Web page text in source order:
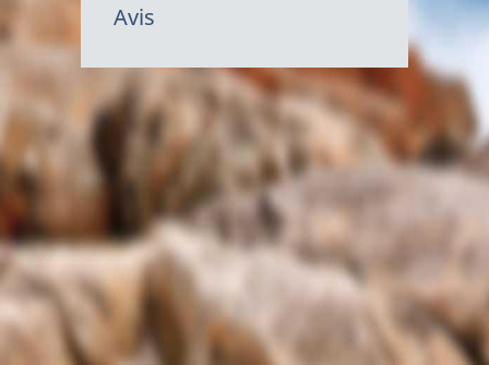
Avis
du
Canada